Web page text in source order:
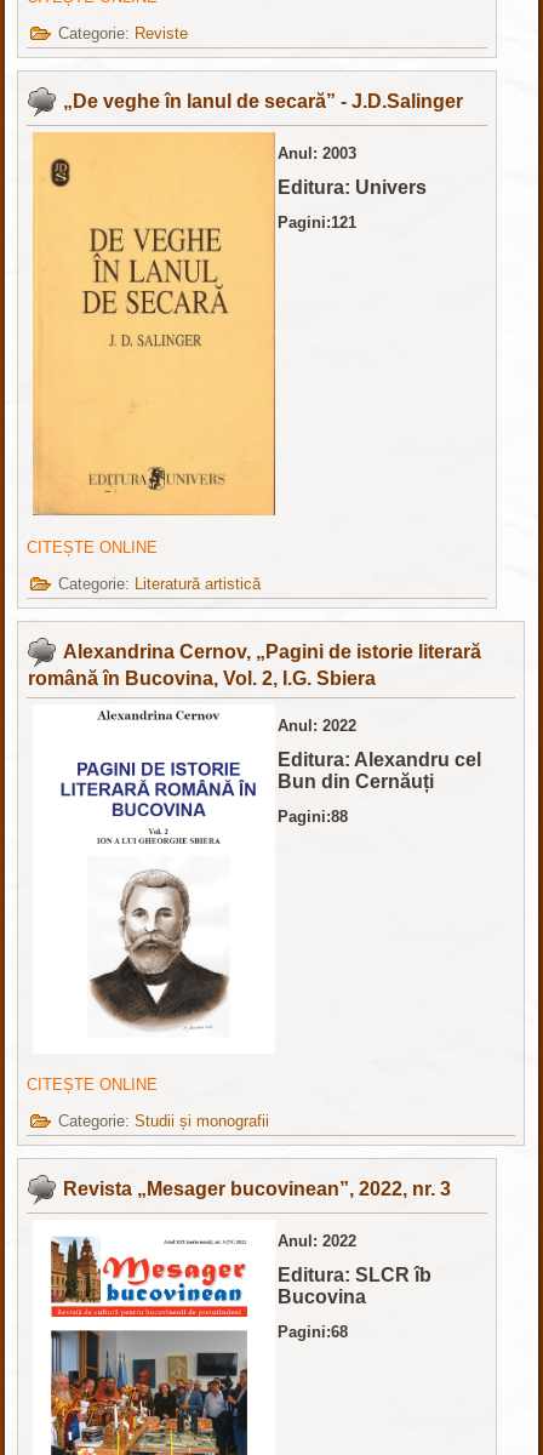
Categorie: Reviste
„De veghe în lanul de secară” - J.D.Salinger
Anul: 2003
Editura: Univers
Pagini:121
CITEȘTE ONLINE
Categorie:
Literatură artistică
Alexandrina Cernov, „Pagini de istorie literară
română în Bucovina, Vol. 2, I.G. Sbiera
Anul: 2022
Editura: Alexandru cel
Bun din Cernăuți
Pagini:88
CITEȘTE ONLINE
Categorie:Studii și monografii
Revista „Mesager bucovinean”, 2022, nr. 3
Anul: 2022
Editura: SLCR îb
Bucovina
Pagini:68